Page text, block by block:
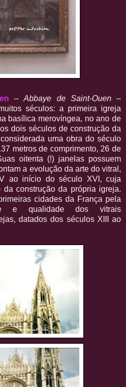
–Abbaye de Saint-Ouen–
séculos: a primeira igreja
basílica merovíngea, no ano de
dois séculos de construção da
uma obra do século
metros de comprimento, 26 de
oitenta (!) janelas possuem
a evolução da arte do vitral,
ao início do século XVI, cuja
construção da própria igreja.
cidades da França pela
e qualidade dos vitrais
datados dos séculos XIII ao